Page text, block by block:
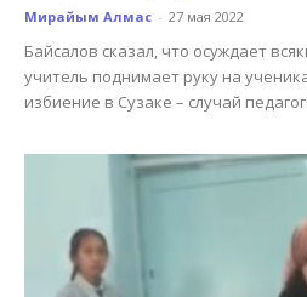
Мирайым Алмас - 27 мая 2022
Байсалов сказал, что осуждает
учитель поднимает руку на
избиение в Сузаке – случай